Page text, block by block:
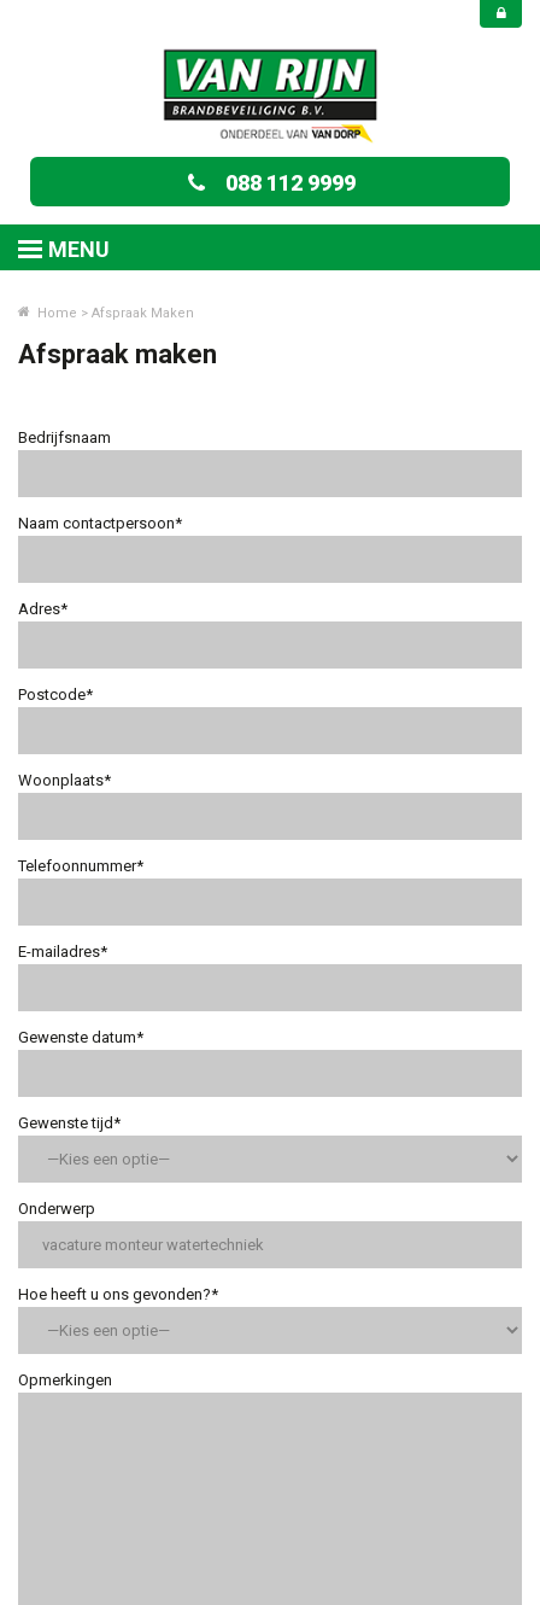
088 112 9999
MENU
Home > Afspraak Maken
Afspraak maken
Bedrijfsnaam
Naam contactpersoon*
Adres*
Postcode*
Woonplaats*
Telefoonnummer*
E-mailadres*
Gewenste datum*
Gewenste tijd*
Onderwerp
Hoe heeft u ons gevonden?*
Opmerkingen